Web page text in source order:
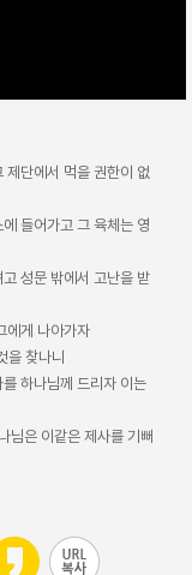
단에서 먹을 권한이 없
들어가고 그 육체는 영
성문 밖에서 고난을 받
에게 나아가자
을 찾나니
하나님께 드리자 이는
님은 이같은 제사를 기뻐